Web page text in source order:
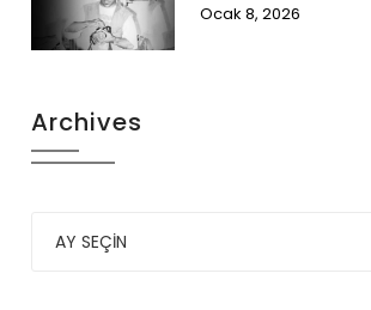
Ocak 8, 2026
Archives